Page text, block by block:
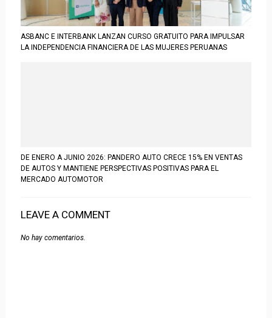
ASBANC E INTERBANK LANZAN CURSO GRATUITO PARA IMPULSAR
LA INDEPENDENCIA FINANCIERA DE LAS MUJERES PERUANAS
DE ENERO A JUNIO 2026: PANDERO AUTO CRECE 15% EN VENTAS
DE AUTOS Y MANTIENE PERSPECTIVAS POSITIVAS PARA EL
MERCADO AUTOMOTOR
LEAVE A COMMENT
No hay comentarios.